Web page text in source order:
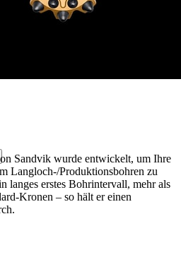
Sandvik wurde entwickelt, um Ihre
Langloch-/Produktionsbohren zu
langes erstes Bohrintervall, mehr als
Kronen – so hält er einen